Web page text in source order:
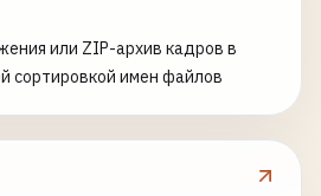
или ZIP-архив кадров в
сортировкой имен файлов